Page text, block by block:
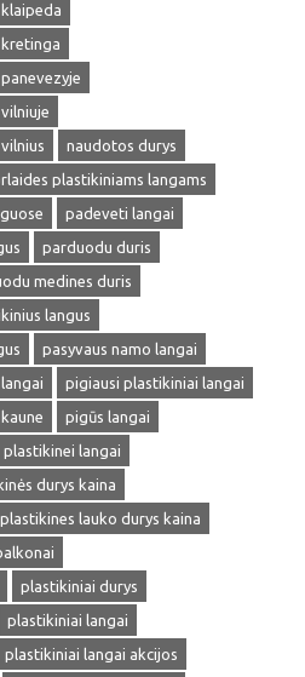
naudotos durys
plastikiniams langams
padeveti langai
parduodu duris
medines duris
langus
pasyvaus namo langai
pigiausi plastikiniai langai
pigūs langai
plastikinei langai
durys kaina
plastikines lauko durys kaina
plastikiniai durys
plastikiniai langai
plastikiniai langai akcijos